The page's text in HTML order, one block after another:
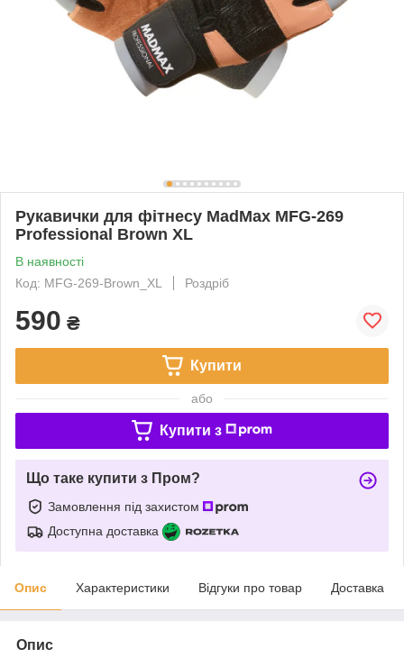
Рукавички для фітнесу MadMax MFG-269
Professional Brown XL
В наявності
Код: MFG-269-Brown_XL
Роздріб
590 ₴
Купити
або
Купити з
Що таке купити з Пром?
Замовлення під захистом
Доступна доставка
Опис Характеристики Відгуки про товар Доставка
Опис